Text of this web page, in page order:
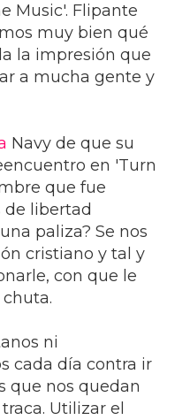
Music'. Flipante
muy bien qué
la impresión que
a mucha gente y
Navy de que su
en 'Turn
que fue
de libertad
paliza? Se nos
cristiano y tal y
con que le
ni
cada día contra ir
que nos quedan
Utilizar el